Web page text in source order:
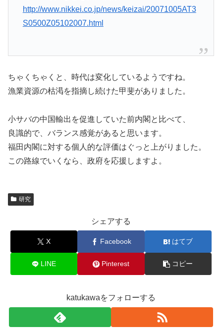
http://www.nikkei.co.jp/news/keizai/20071005AT3
S0500Z05102007.html
ちゃくちゃくと、時代は変化しているようですね。
漁業資源の枯渇を指摘し続けた甲斐がありました。
小サバの中国輸出を促進していた前内閣と比べて、
良識的で、バランス感覚があると思います。
福田内閣に対する個人的な評価はぐっと上がりました。
この路線でいくなら、政府を応援しますよ。
研究
シェアする
X Facebook はてブ
LINE Pinterest コピー
katukawaをフォローする